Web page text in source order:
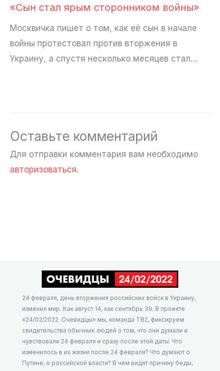
«Сын стал ярым сторонником войны»
Москвичка пишет о том, как её сын в начале
войны протестовал против вторжения в
Украину, а спустя несколько месяцев стал…
Оставьте комментарий
Для отправки комментария вам необходимо
авторизоваться.
24 февраля, день вторжения российских войск в Украину,
изменил мир. Как август 14, как сентябрь 39. В проекте
«24/02/2022. Очевидцы» мы, команда ТВ2, фиксируем
свидетельства обычных людей о том, что они думали и
чувствовали 24 февраля и сразу после этой даты. Что
изменилось в их жизни после 24 февраля? Что думают о
Путине, о российской власти? В чем видят причину беды,